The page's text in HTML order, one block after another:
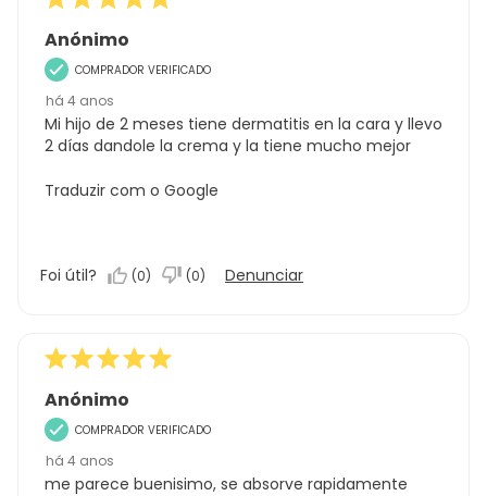
Anónimo
COMPRADOR VERIFICADO
há 4 anos
Mi hijo de 2 meses tiene dermatitis en la cara y llevo
2 días dandole la crema y la tiene mucho mejor
Traduzir com o Google
Foi útil? (0) (0) Denunciar
Anónimo
COMPRADOR VERIFICADO
há 4 anos
me parece buenisimo, se absorve rapidamente